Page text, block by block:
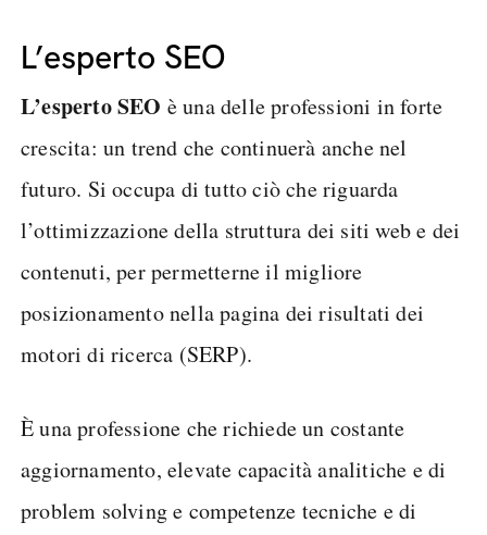
L’esperto SEO
L’esperto SEO è una delle professioni in forte
crescita: un trend che continuerà anche nel
futuro. Si occupa di tutto ciò che riguarda
l’ottimizzazione della struttura dei siti web e dei
contenuti, per permetterne il migliore
posizionamento nella pagina dei risultati dei
motori di ricerca (SERP).
È una professione che richiede un costante
aggiornamento, elevate capacità analitiche e di
problem solving e competenze tecniche e di